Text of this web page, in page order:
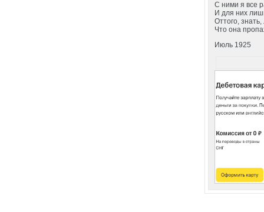
С ними я все
И для них
Оттого,
Что она
Июль 1925